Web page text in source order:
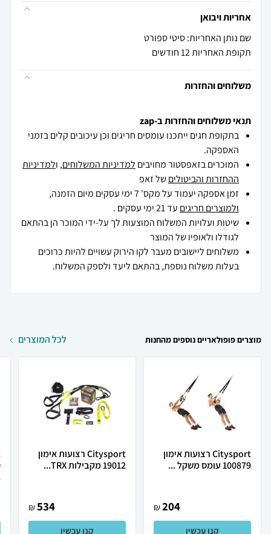
אחריות ויבואן
שם נותן האחריות: סיטי ספורט
תקופת האחריות 12 חודשים
משלוחים והחזרות
תנאי משלוחים והחזרות ב-zap
בתקופת חגים ייתכנו עומסים חריגים וכן עיכובים קלים בזמני
האספקה.
המוכרים בזאפסטור מחויבים למדיניות המשלוחים, ולמדיניות
ההחזרות והביטוליםשל זאפ
זמן אספקה יעמוד על מקס' 7 ימי עסקים מיום הזמנה,
ולמוצרים חריגים עד 21 ימי עסקים .
שיטות ועלויות המשלוח המוצעות לך על-ידי המוכר הן בהתאם
לגודלו ולאופיו של המוצר
משלוחים ליישובים מעבר לקו הירוק עשויים להיות כרוכים
בעלות משלוח נוספת, בהתאם ליעד ולספק המשלוח.
מוצרים פופולאריים נוספים מהחנות לכל המוצרים
Citysport רצועות אימון
100879 עומס משקל ...
204
₪
קנו עכשיו
Citysport רצועות אימון
19012 מקבילות TRX...
534
₪
קנו עכשיו